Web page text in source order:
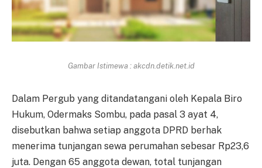
Gambar Istimewa : akcdn.detik.net.id
Dalam Pergub yang ditandatangani oleh Kepala Biro
Hukum, Odermaks Sombu, pada pasal 3 ayat 4,
disebutkan bahwa setiap anggota DPRD berhak
menerima tunjangan sewa perumahan sebesar Rp23,6
juta. Dengan 65 anggota dewan, total tunjangan